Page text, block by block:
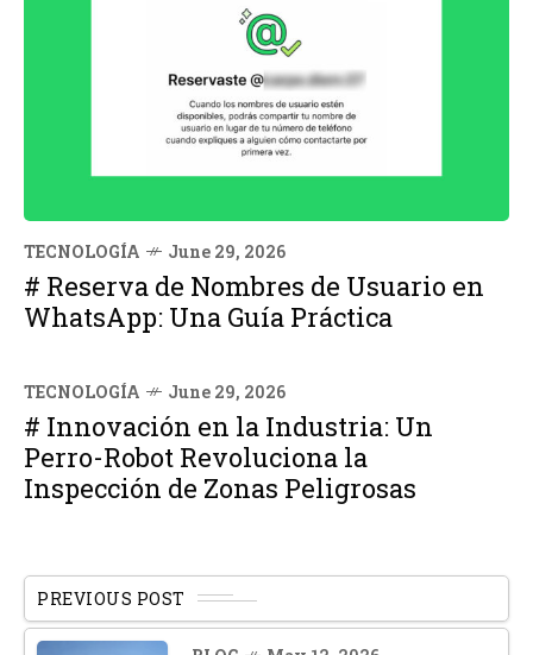
TECNOLOGÍA June 29, 2026
# Reserva de Nombres de Usuario en
WhatsApp: Una Guía Práctica
TECNOLOGÍA June 29, 2026
# Innovación en la Industria: Un
Perro-Robot Revoluciona la
Inspección de Zonas Peligrosas
PREVIOUS POST